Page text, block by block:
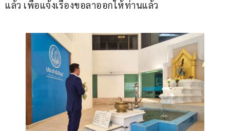
แล้ว เพื่อแจ้งเรื่องขอลาออกให้ท่านแล้ว